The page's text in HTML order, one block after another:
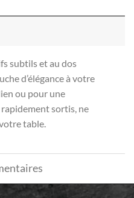
subtils et au dos
d’élégance à votre
ou pour une
sortis, ne
table.